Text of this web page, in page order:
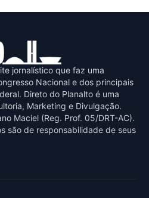
jornalístico que faz uma
Nacional e dos principais
Direto do Planalto é uma
Marketing e Divulgaçāo.
Maciel (Reg. Prof. 05/DRT-AC).
sāo de responsabilidade de seus